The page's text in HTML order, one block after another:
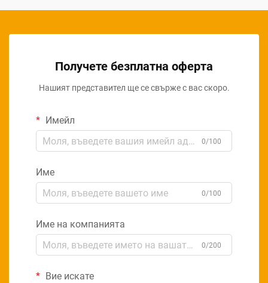
Получете безплатна оферта
Нашият представител ще се свърже с вас скоро.
Имейл
0/100
Име
0/100
Име на компанията
0/200
Вие искате